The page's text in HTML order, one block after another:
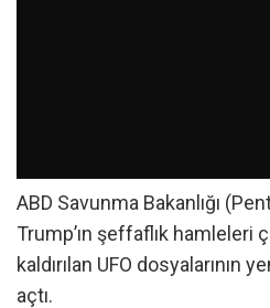
ABD Savunma Bakanlığı
Trump’ın şeffaflık
kaldırılan UFO dosyalarının
açtı.